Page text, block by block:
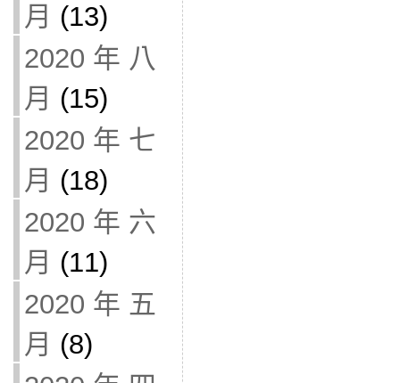
月 (13)
2020 年 八
月 (15)
2020 年 七
月 (18)
2020 年 六
月 (11)
2020 年 五
月 (8)